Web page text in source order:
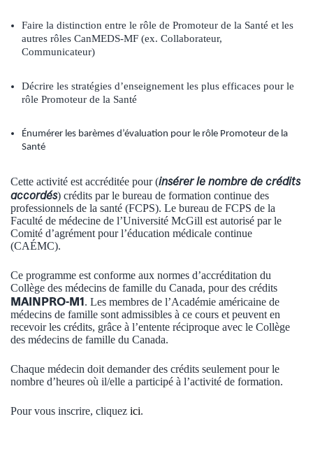
Faire la distinction entre le rôle de Promoteur de la Santé et les
autres rôles CanMEDS-MF (ex. Collaborateur,
Communicateur)
Décrire les stratégies d’enseignement les plus efficaces pour le
rôle Promoteur de la Santé
Énumérer les barèmes d’évaluation pour le rôle Promoteur de la
Santé
Cette activité est accréditée pour (insérer le nombre de crédits
accordés) crédits par le bureau de formation continue des
professionnels de la santé (FCPS). Le bureau de FCPS de la
Faculté de médecine de l’Université McGill est autorisé par le
Comité d’agrément pour l’éducation médicale continue
(CAÉMC).
Ce programme est conforme aux normes d’accréditation du
Collège des médecins de famille du Canada, pour des crédits
MAINPRO-M1. Les membres de l’Académie américaine de
médecins de famille sont admissibles à ce cours et peuvent en
recevoir les crédits, grâce à l’entente réciproque avec le Collège
des médecins de famille du Canada.
Chaque médecin doit demander des crédits seulement pour le
nombre d’heures où il/elle a participé à l’activité de formation.
Pour vous inscrire, cliquez ici.